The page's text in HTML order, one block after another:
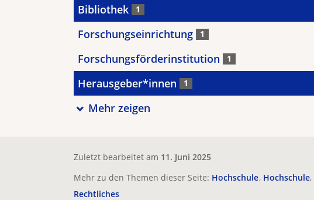
Bibliothek 1
Forschungseinrichtung 1
Forschungsförderinstitution 1
Herausgeber*innen 1
Mehr zeigen
Zuletzt bearbeitet am 11. Juni 2025
Mehr zu den Themen dieser Seite: Hochschule Hochschule
Rechtliches